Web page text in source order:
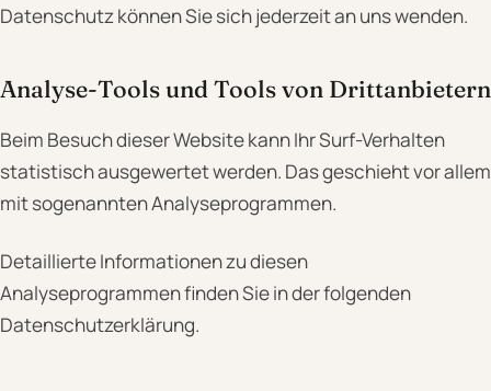
Datenschutz können Sie sich jederzeit an uns wenden.
Analyse-Tools und Tools von Dritt­anbietern
Beim Besuch dieser Website kann Ihr Surf-Verhalten
statistisch ausgewertet werden. Das geschieht vor allem
mit sogenannten Analyseprogrammen.
Detaillierte Informationen zu diesen
Analyseprogrammen finden Sie in der folgenden
Datenschutzerklärung.